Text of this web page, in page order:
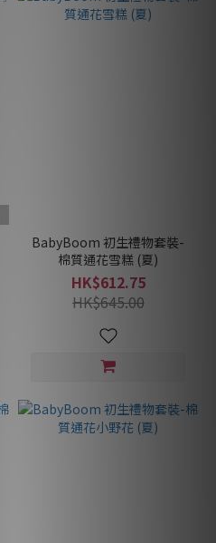
BabyBoom 初生禮物套裝-
棉質通花雪糕 (夏)
HK$612.75
HK$645.00